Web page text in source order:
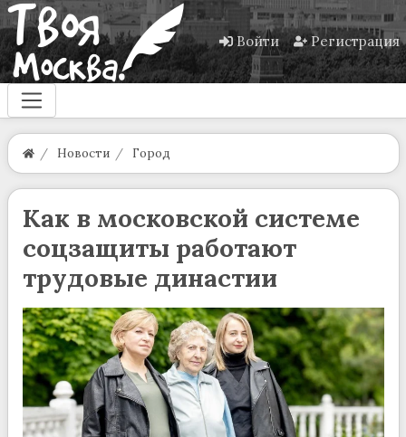
Войти Регистрация
Новости Город
Как в московской системе
соцзащиты работают
трудовые династии